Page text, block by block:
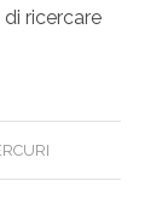
ricercare